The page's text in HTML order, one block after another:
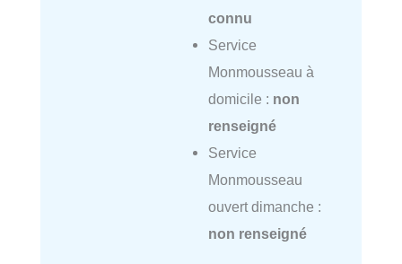
connu
Service
Monmousseau à
domicile : non
renseigné
Service
Monmousseau
ouvert dimanche :
non renseigné